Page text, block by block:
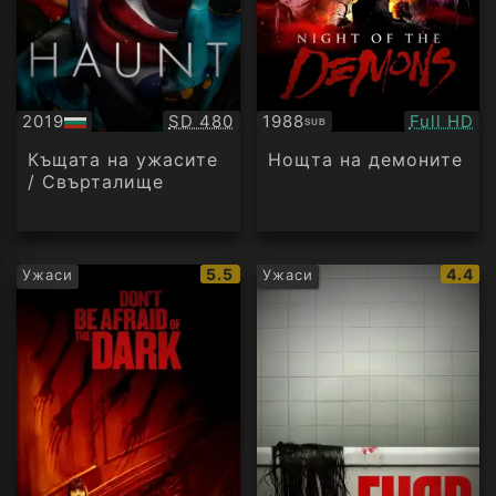
2019
БГ
аудио
Качество:
SD 480
Къщата на ужасите
/ Свърталище
1988SUB
Субтитри Full HD
Нощта на демоните
Ужаси
IMDb
рейтинг:
5.5 Ужаси
IMDb
4.4